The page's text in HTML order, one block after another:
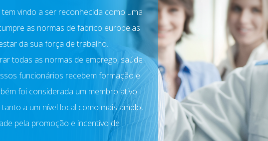
vindo a ser reconhecida como uma
as normas de fabrico europeias
da sua força de trabalho.
todas as normas de emprego, saúde
funcionários recebem formação e
foi considerada um membro ativo
a um nível local como mais amplo,
pela promoção e incentivo de